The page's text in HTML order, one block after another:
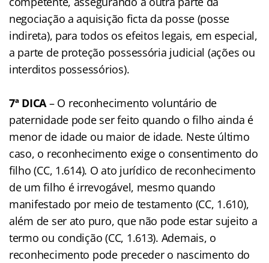
negociação a aquisição ficta da posse (posse
indireta), para todos os efeitos legais, em especial,
a parte de proteção possessória judicial (ações ou
interditos possessórios).
7ª DICA– O reconhecimento voluntário de
paternidade pode ser feito quando o filho ainda é
menor de idade ou maior de idade. Neste último
caso, o reconhecimento exige o consentimento do
filho (CC, 1.614). O ato jurídico de reconhecimento
de um filho é irrevogável, mesmo quando
manifestado por meio de testamento (CC, 1.610),
além de ser ato puro, que não pode estar sujeito a
termo ou condição (CC, 1.613). Ademais, o
reconhecimento pode preceder o nascimento do